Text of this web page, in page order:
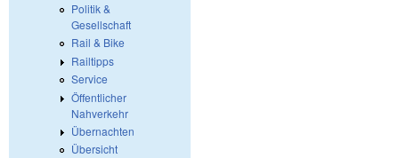
Politik &
Gesellschaft
Rail & Bike
Railtipps
Service
Öffentlicher
Nahverkehr
Übernachten
Übersicht